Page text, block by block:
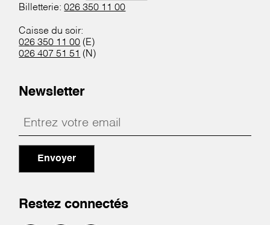
Billetterie:026 350 11 00
Caisse du soir:
026 350 11 00 (E)
026 407 51 51 (N)
Newsletter
Envoyer
Restez connectés